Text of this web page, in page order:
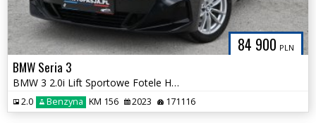
84 900 PLN
BMW Seria 3
BMW 3 2.0i Lift Sportowe Fotele HAK Bezwypadkowa Serwis ASO BMW Czarna
2.0 Benzyna KM 156 2023 171116